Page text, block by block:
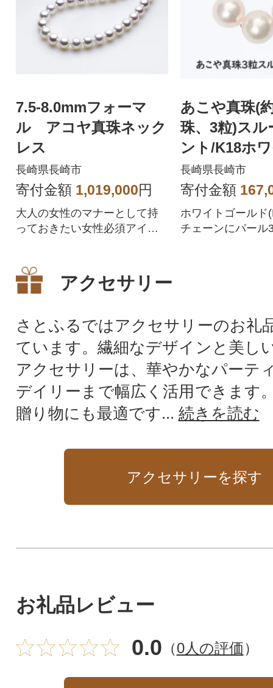
7.5-8.0mmフォーマ
ル アコヤ真珠ネック
レス
長崎県長崎市
寄付金額 1,019,000円
大人の女性のマナーとして持
っておきたい女性必須アイテ
あこや真珠(
珠、3粒)スル
ント/K18ホ
ルド
長崎県長崎市
寄付金額
ホワイトゴールド
チェーンにパール
アクセサリー
さとふるではアクセサリーのお礼
ています。繊細なデザインと美し
アクセサリーは、華やかなパーテ
デイリーまで幅広く活用できます
贈り物にも最適です... 続きを読む
アクセサリーを探す
お礼品レビュー
0.0 （0人の評価）